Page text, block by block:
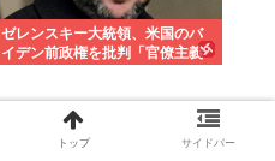
ゼレンスキー大統領、米国のバ
イデン前政権を批判「官僚主義
トップ サイドバー